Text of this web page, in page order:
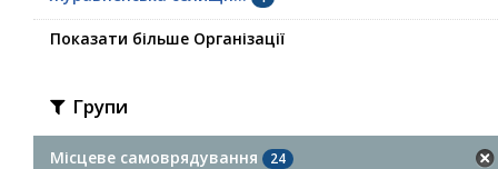
Показати більше Організації
Групи
Місцеве самоврядування 24